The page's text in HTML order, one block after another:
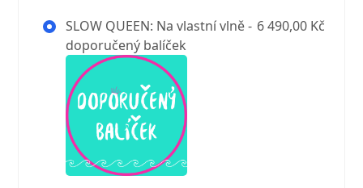
SLOW QUEEN: Na vlastní vlně -
doporučený balíček
6 490,00 Kč